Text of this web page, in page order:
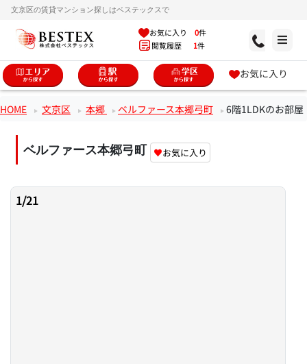
文京区の賃貸マンション探しはベステックスで
お気に入り 0件
閲覧履歴 1件
お気に入り
HOME 文京区 本郷 ベルファース本郷弓町 6階1LDKのお部屋
ベルファース本郷弓町 ♥お気に入り
1/21